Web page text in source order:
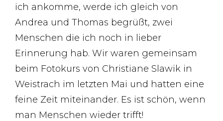
ich ankomme, werde ich gleich von
Andrea und Thomas begrüßt, zwei
Menschen die ich noch in lieber
Erinnerung hab. Wir waren gemeinsam
beim Fotokurs von Christiane Slawik in
Weistrach im letzten Mai und hatten eine
feine Zeit miteinander. Es ist schön, wenn
man Menschen wieder trifft!